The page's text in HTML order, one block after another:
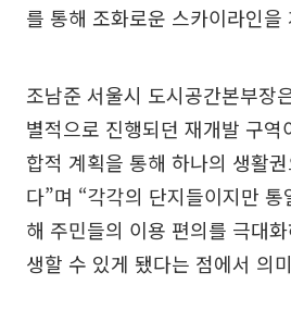
를 통해 조화로운 스카이라인을
조남준 서울시 도시공간본부장
별적으로 진행되던 재개발 구
합적 계획을 통해 하나의 생활
다”며 “각각의 단지들이지만
해 주민들의 이용 편의를 극대
생할 수 있게 됐다는 점에서 의